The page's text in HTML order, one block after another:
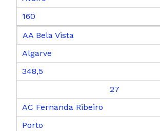
160
AA Bela Vista
Algarve
348,5
27
AC Fernanda Ribeiro
Porto